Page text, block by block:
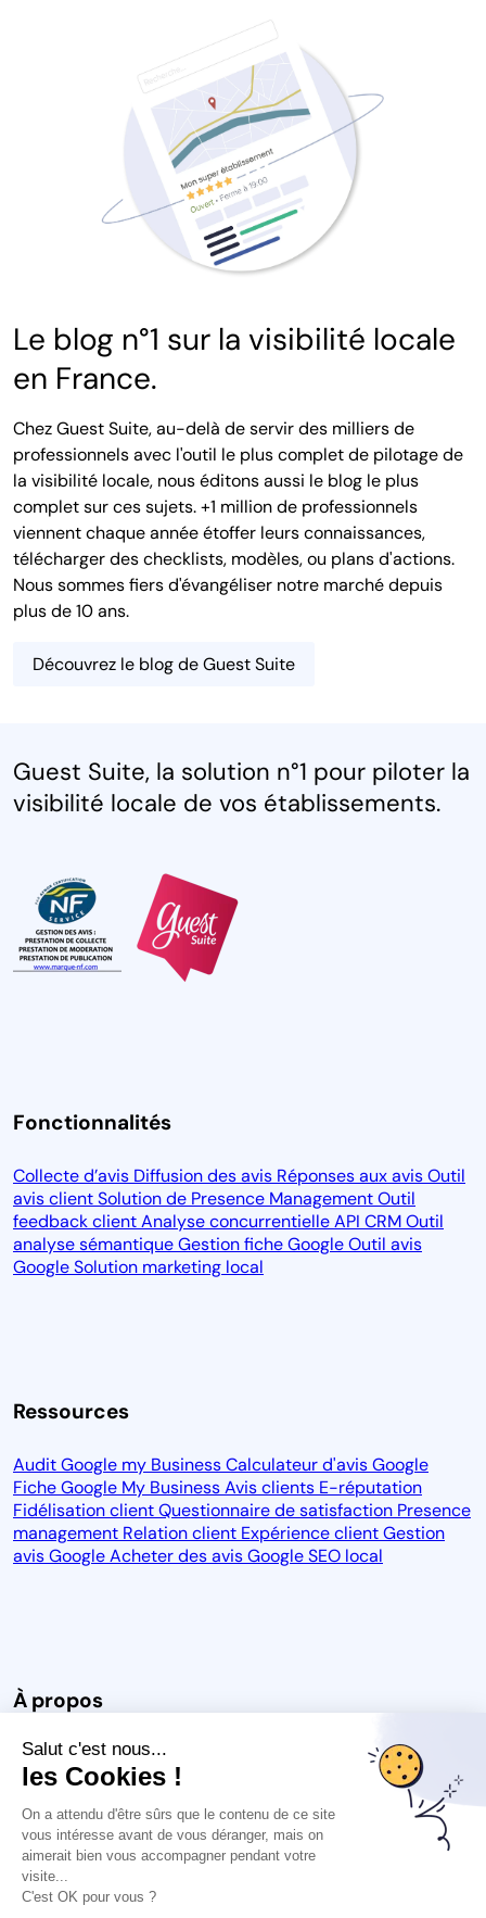
Salut c'est nous...
les Cookies !
On a attendu d'être sûrs que le contenu de ce site
vous intéresse avant de vous déranger, mais on
aimerait bien vous accompagner pendant votre
visite...
C'est OK pour vous ?
Le blog n°1 sur la visibilité locale
en France.
Chez Guest Suite, au-delà de servir des milliers de
professionnels avec l'outil le plus complet de pilotage de
la visibilité locale, nous éditons aussi le blog le plus
complet sur ces sujets. +1 million de professionnels
viennent chaque année étoffer leurs connaissances,
télécharger des checklists, modèles, ou plans d'actions.
Nous sommes fiers d'évangéliser notre marché depuis
plus de 10 ans.
Découvrez le blog de Guest Suite
Guest Suite, la solution n°1 pour piloter la
visibilité locale de vos établissements.
Fonctionnalités
Collecte d’avis Diffusion des avis Réponses aux avisOutil
avis clientSolution de Presence ManagementOutil
feedback clientAnalyse concurrentielleAPI CRMOutil
analyse sémantiqueGestion fiche GoogleOutil avis
GoogleSolution marketing local
Ressources
Audit Google my BusinessCalculateur d'avis Google
Fiche Google My BusinessAvis clients E-réputation
Fidélisation clientQuestionnaire de satisfaction Presence
management Relation client Expérience clientGestion
avis GoogleAcheter des avis GoogleSEO local
À propos
Notre vision BlogCGU
Carrière
Espace PresseProtection des données Mention légales